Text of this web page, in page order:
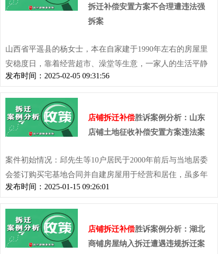
拆迁补偿安置方案不合理遭违法强
拆案
山西省平遥县的杨女士，本在自家建于1990年左右的房屋里
安稳度日，靠着经营超市、澡堂等生意，一家人的生活平静
而幸福。然而，2013年一场突如其来的拆迁，打破了这份安
宁。拆迁安置补偿不合理，协商无果后竟遭遇暴力违法强
拆，家人还被打伤、刑拘，杨女士一家陷入了巨大的困境。
发布时间：2025-02-05 09:31:56
店铺拆迁补偿胜诉案例分析：山东
店铺土地征收补偿安置方案违法案
案件初始情况：邱先生等10户居民于2000年前后与当地居委
会签订购买宅基地合同并自建房屋用于经营和居住，虽多年
向相关部门缴费，但未办理房产证。2013年当地政府启动商
贸城项目，其商铺面临被征收，因无产权证明无法得到合理
拆迁补偿，且征收方态度强硬，坚持按现有征收方案补偿，
当事人生活质量将严重降低。
发布时间：2025-01-15 09:26:01
店铺拆迁补偿胜诉案例分析：湖北
商铺房屋纳入拆迁遭遇违规拆迁案